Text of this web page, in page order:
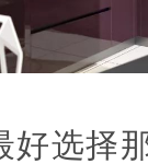
好选择